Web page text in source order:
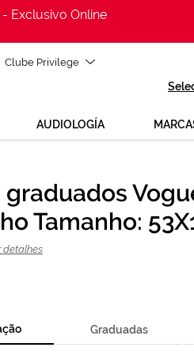
Exclusivo Online
Clube Privilege
AUDIOLOGÍA
de ajuda para mudar os teus
para nós GRÁTIS no número 800
uma
Tamanho:
detalhes
Graduadas